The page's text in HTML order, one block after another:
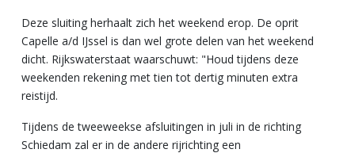
Deze sluiting herhaalt zich het weekend erop. De oprit
Capelle a/d IJssel is dan wel grote delen van het weekend
dicht. Rijkswaterstaat waarschuwt: "Houd tijdens deze
weekenden rekening met tien tot dertig minuten extra
reistijd.
Tijdens de tweeweekse afsluitingen in juli in de richting
Schiedam zal er in de andere rijrichting een